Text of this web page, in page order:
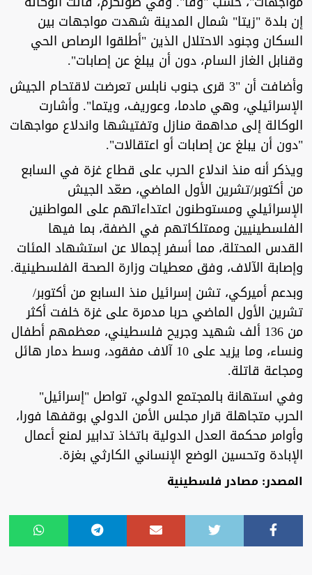
إن بلدة "زيتا" شمال المدينة شهدت مواجهات بين
السكان وجنود الاحتلال الذين "أطلقوا الرصاص الحي
وقنابل الغاز السام، دون أن يبلغ عن إصابات".
وأضافت أن "3 قرى جنوب نابلس تعرضت لاقتحام الجيش
الإسرائيلي، وهي مادما، وعوريف، ويتما". وأشارت
الوكالة إلى مداهمة منازل وتفتيشها واندلاع مواجهات
"دون أن يبلغ عن إصابات أو اعتقالات".
ويذكر أنه منذ اندلاع الحرب على قطاع غزة في السابع
من أكتوبر/تشرين الأول الماضي، صعّد الجيش
الإسرائيلي ومستوطنون اعتداءاتهم على المواطنين
الفلسطينيين وممتلكاتهم في الضفة، بما فيها
القدس المحتلة، مما أسفر إجمالا عن استشهاد المئات
وإصابة الآلاف، وفق معطيات وزارة الصحة الفلسطينية.
وبدعم أميركي، تشن إسرائيل منذ السابع من أكتوبر/
تشرين الأول الماضي حربا مدمرة على غزة خلفت أكثر
من 136 ألف شهيد وجريح فلسطيني، معظمهم أطفال
ونساء، وما يزيد على 10 آلاف مفقود، وسط دمار هائل
ومجاعة قاتلة.
وفي استهانة بالمجتمع الدولي، تواصل "إسرائيل"
الحرب متجاهلة قرار مجلس الأمن الدولي بوقفها فورا،
وأوامر محكمة العدل الدولية باتخاذ تدابير لمنع أعمال
الإبادة وتحسين الوضع الإنساني الكارثي بغزة.
المصدر: مصادر فلسطينية